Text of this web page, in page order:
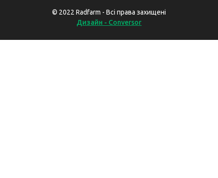
© 2022 Radfarm - Всі права захищені
Дизайн - Conversor